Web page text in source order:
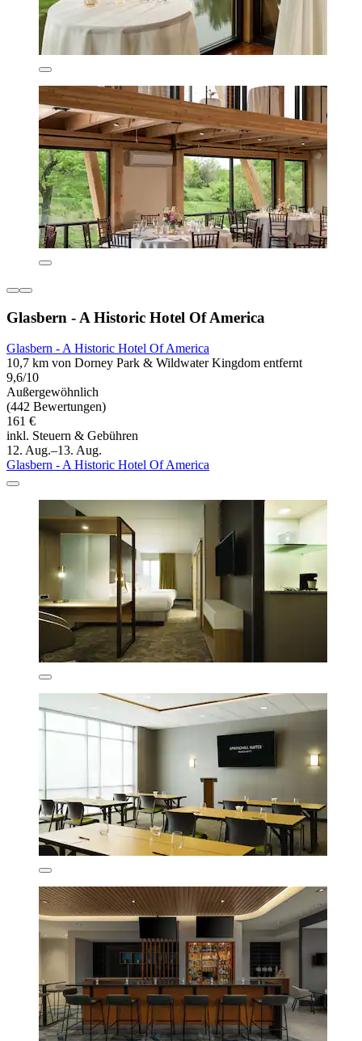
Glasbern - A Historic Hotel Of America
Glasbern - A Historic Hotel Of America
10,7 km von Dorney Park & Wildwater Kingdom entfernt
9,6/10
Außergewöhnlich
(442 Bewertungen)
161 €
inkl. Steuern & Gebühren
12. Aug.–13. Aug.
Glasbern - A Historic Hotel Of America